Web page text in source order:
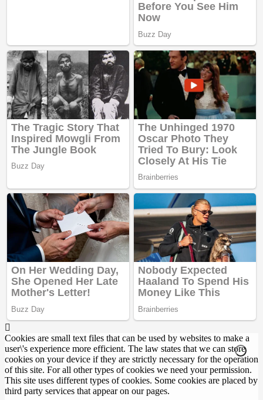
Cookies are small text files that can be used by websites to make a
user\'s experience more efficient. The law states that we can store
cookies on your device if they are strictly necessary for the operation
of this site. For all other types of cookies we need your permission.
This site uses different types of cookies. Some cookies are placed by
third party services that appear on our pages.